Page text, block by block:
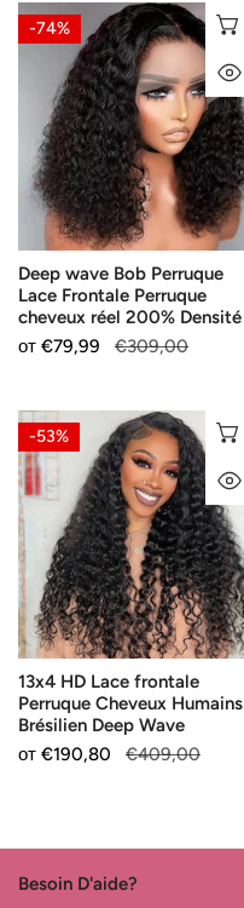
Deep
wave
Perruque
Lace
Frontale
Perruque
cheveux
réel
200%
Densité
-74%
Deep wave Bob Perruque
Lace Frontale Perruque
cheveux réel 200% Densité
Продажна
от €79,99
Редовна
€309,00
13x4
HD
Lace
frontale
Perruque
Cheveux
Humains
Brésilien
Deep
Wave
-53%
13x4 HD Lace frontale
Perruque Cheveux Humains
Brésilien Deep Wave
Продажна
от €190,80
Редовна
€409,00
Besoin D'aide?